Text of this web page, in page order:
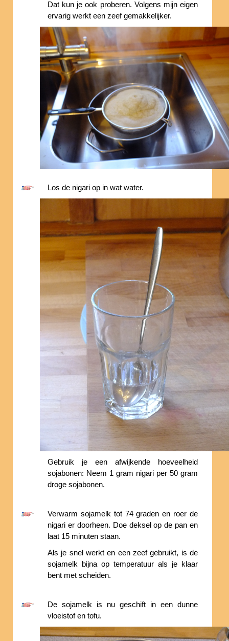
Dat kun je ook proberen. Volgens mijn eigen
ervarig werkt een zeef gemakkelijker.
Los de nigari op in wat water.
Gebruik je een afwijkende hoeveelheid
sojabonen: Neem 1 gram nigari per 50 gram
droge sojabonen.
Verwarm sojamelk tot 74 graden en roer de
nigari er doorheen. Doe deksel op de pan en
laat 15 minuten staan.
Als je snel werkt en een zeef gebruikt, is de
sojamelk bijna op temperatuur als je klaar
bent met scheiden.
De sojamelk is nu geschift in een dunne
vloeistof en tofu.